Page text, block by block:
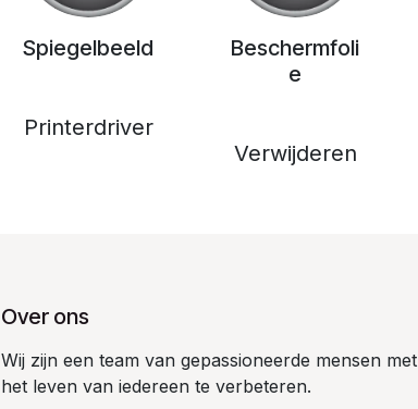
Spiegelbeeld
Printerdriver
Beschermfoli
e
Verwijderen
Over ons
Wij zijn een team van gepassioneerde mensen
het leven van iedereen te verbeteren.